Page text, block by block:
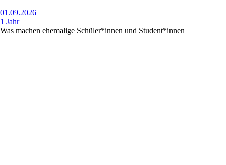
01.09.2026
1 Jahr
Was machen ehemalige Schüler*innen und Student*innen